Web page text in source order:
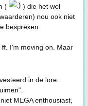
(
) die het wel
nou ook niet
bespreken.
I'm moving on. Maar
in de lore.
MEGA enthousiast,